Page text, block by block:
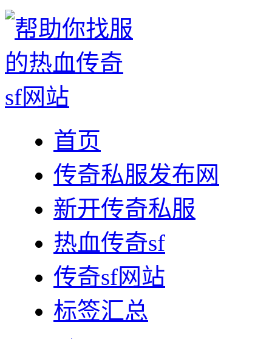
首页
传奇私服发布网
新开传奇私服
热血传奇sf
传奇sf网站
标签汇总